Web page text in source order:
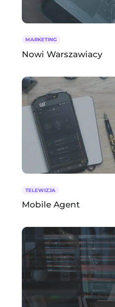
MARKETING
Nowi Warszawiacy
TELEWIZJA
Mobile Agent